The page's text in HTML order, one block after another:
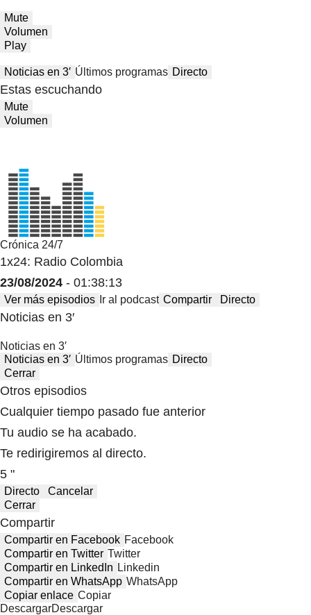
Mute
Volumen
Play
Noticias en 3′ Últimos programas Directo
Estas escuchando
Mute
Volumen
Crónica 24/7
1x24: Radio Colombia
23/08/2024 - 01:38:13
Ver más episodios Ir al podcast Compartir Directo
Noticias en 3′
Noticias en 3′
Noticias en 3′ Últimos programas Directo
Cerrar
Otros episodios
Cualquier tiempo pasado fue anterior
Tu audio se ha acabado.
Te redirigiremos al directo.
5 "
Directo
Cancelar
Cerrar
Compartir
Compartir en Facebook Facebook
Compartir en Twitter Twitter
Compartir en LinkedIn Linkedin
Compartir en WhatsApp WhatsApp
Copiar enlace Copiar
DescargarDescargar